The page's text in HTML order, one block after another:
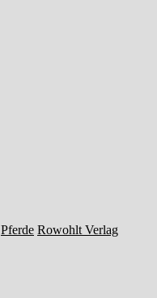
Pferde Rowohlt Verlag